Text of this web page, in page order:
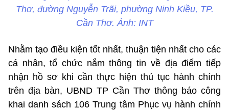
Thơ, đường Nguyễn Trãi, phường Ninh Kiều, TP.
Cần Thơ. Ảnh: INT
Nhằm tạo điều kiện tốt nhất, thuận tiện nhất cho các
cá nhân, tổ chức nắm thông tin về địa điểm tiếp
nhận hồ sơ khi cần thực hiện thủ tục hành chính
trên địa bàn, UBND TP Cần Thơ thông báo công
khai danh sách 106 Trung tâm Phục vụ hành chính